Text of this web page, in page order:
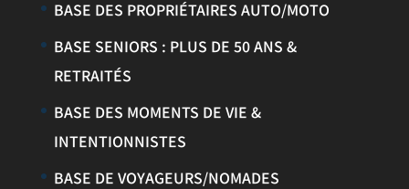
BASE DES PROPRIÉTAIRES AUTO/MOTO
BASE SENIORS : PLUS DE 50 ANS &
RETRAITÉS
BASE DES MOMENTS DE VIE &
INTENTIONNISTES
BASE DE VOYAGEURS/NOMADES